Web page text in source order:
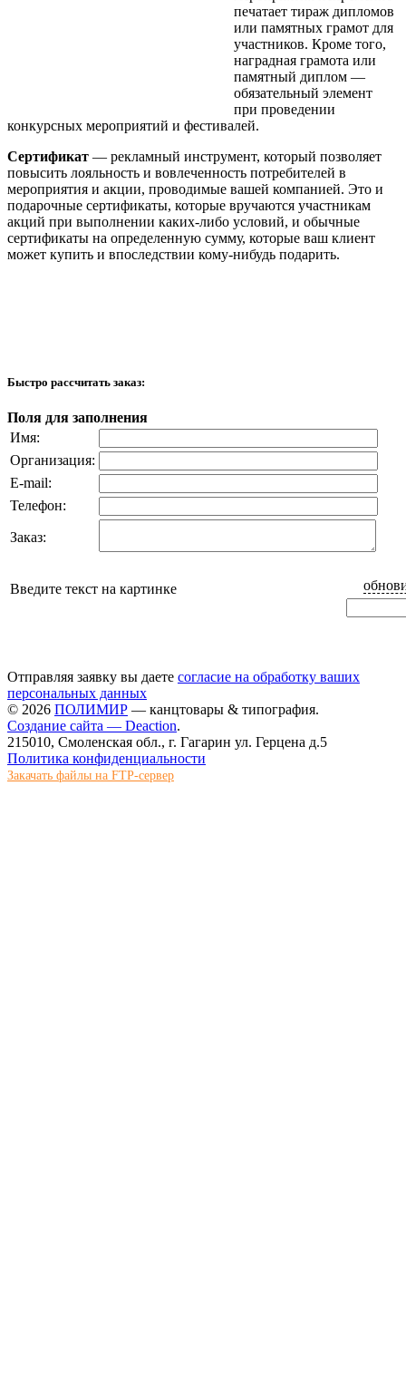
печатает тираж дипломов
или памятных грамот для
участников. Кроме того,
наградная грамота или
памятный диплом —
обязательный элемент
при проведении
конкурсных мероприятий и фестивалей.
Сертификат — рекламный инструмент, который позволяет
повысить лояльность и вовлеченность потребителей в
мероприятия и акции, проводимые вашей компанией. Это и
подарочные сертификаты, которые вручаются участникам
акций при выполнении каких-либо условий, и обычные
сертификаты на определенную сумму, которые ваш клиент
может купить и впоследствии кому-нибудь подарить.
Быстро рассчитать заказ:
Поля для заполнения
Имя:
Организация:
E-mail:
Телефон:
Заказ:
Введите текст на картинке
Отправляя заявку вы даете согласие на обработку ваших
персональных данных
© 2026 ПОЛИМИР — канцтовары & типография.
Создание сайта — Deaction.
215010, Смоленская обл., г. Гагарин ул. Герцена д.5
Политика конфиденциальности
Закачать файлы на FTP-сервер